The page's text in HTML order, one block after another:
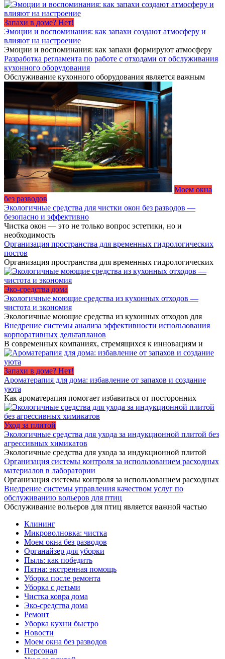
Запахи в доме? Нет!
Эмоции и воспоминания: как запахи создают атмосферу и
влияют на настроение
Эмоции и воспоминания: как запахи формируют атмосферу
Разработка регламента по работе с отходами от обслуживания
кухонного оборудования
Обслуживание кухонного оборудования является важным
Моем окна
без разводов
Экологичные средства для чистки окон без разводов —
безопасно и эффективно
Чистка окон — это не только вопрос эстетики, но и
необходимость
Организация пространства для временных гидрологических
постов
Организация пространства для временных гидрологических
Эко-средства дома
Экологичные моющие средства из кухонных отходов —
чистота и экономия
Экологичные моющие средства из кухонных отходов для
Внедрение системы анализа эффективности использования
корпоративных дельтапланов
В современных компаниях, стремящихся к инновациям и
Запахи в доме? Нет!
Ароматерапия для дома: избавление от запахов и создание
уюта
Как ароматерапия помогает избавиться от посторонних
Уход за плитой
Экологичные средства для ухода за индукционной плитой без
агрессивных химикатов
Экологичные средства для ухода за индукционной плитой
Организация системы контроля за использованием расходных
материалов в лаборатории
Организация системы контроля за использованием расходных
Внедрение системы управления качеством услуг по
обслуживанию вольеров для птиц
Обслуживание вольеров для птиц является важной частью
Клининг
Микроволновка: чистка
Моем окна без разводов
Органайзер для уборки
Пыль: как победить
Пятна: экстренная помощь
Уборка после ремонта
Уборка с детьми
Чистка ковра дома
Эко-средства дома
Ремонт
Уборка кухни быстро
Новости
Моем окна без разводов
Персонал